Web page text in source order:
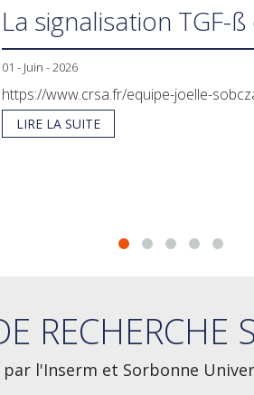
La signalisation TGF-
01 - Juin - 2026
https://www.crsa.fr/equipe-joelle-
LIRE LA SUITE
RECHERCHE
par l'Inserm et Sorbonne